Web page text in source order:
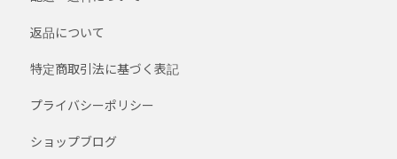
返品について
特定商取引法に基づく表記
プライバシーポリシー
ショップブログ